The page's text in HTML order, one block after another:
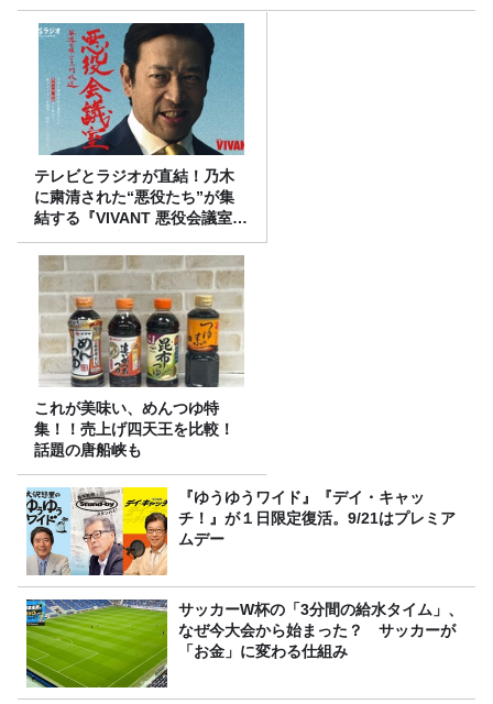
テレビとラジオが直結！乃木
に粛清された“悪役たち”が集
結する『VIVANT 悪役会議室』
7/26(日)23時スタート！
これが美味い、めんつゆ特
集！！売上げ四天王を比較！
話題の唐船峡も
『ゆうゆうワイド』『デイ・キャッ
チ！』が１日限定復活。9/21はプレミア
ムデー
サッカーW杯の「3分間の給水タイム」、
なぜ今大会から始まった？ サッカーが
「お金」に変わる仕組み